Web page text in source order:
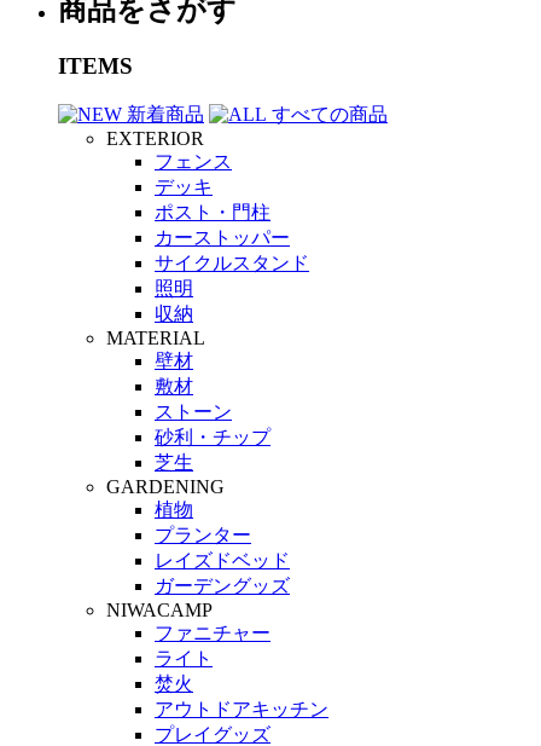
商品をさがす
ITEMS
新着商品
すべての商品
EXTERIOR
フェンス
デッキ
ポスト・門柱
カーストッパー
サイクルスタンド
照明
収納
MATERIAL
壁材
敷材
ストーン
砂利・チップ
芝生
GARDENING
植物
プランター
レイズドベッド
ガーデングッズ
NIWACAMP
ファニチャー
ライト
焚火
アウトドアキッチン
プレイグッズ